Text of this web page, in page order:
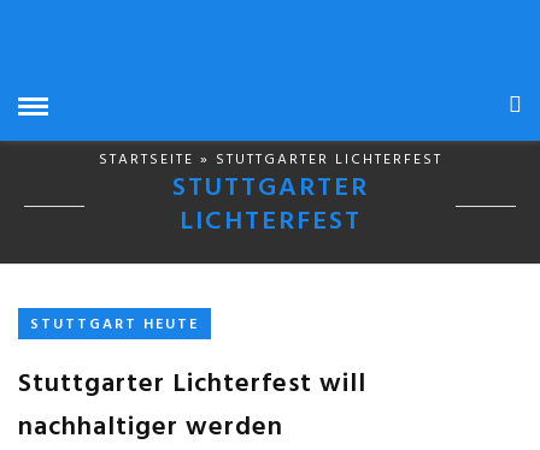
STARTSEITE » STUTTGARTER LICHTERFEST
STUTTGARTER
LICHTERFEST
STUTTGART HEUTE
Stuttgarter Lichterfest will
nachhaltiger werden